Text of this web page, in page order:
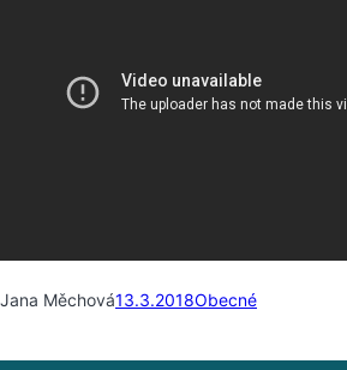
Jana Měchová13.3.2018Obecné